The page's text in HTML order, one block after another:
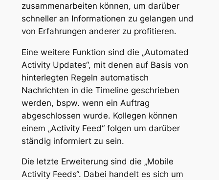
zusammenarbeiten können, um darüber
schneller an Informationen zu gelangen und
von Erfahrungen anderer zu profitieren.
Eine weitere Funktion sind die „Automated
Activity Updates“, mit denen auf Basis von
hinterlegten Regeln automatisch
Nachrichten in die Timeline geschrieben
werden, bspw. wenn ein Auftrag
abgeschlossen wurde. Kollegen können
einem „Activity Feed“ folgen um darüber
ständig informiert zu sein.
Die letzte Erweiterung sind die „Mobile
Activity Feeds“. Dabei handelt es sich um